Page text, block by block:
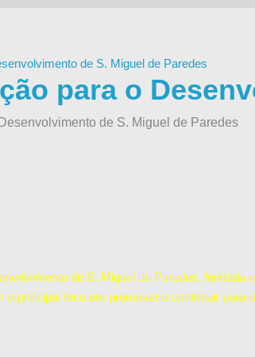
para o
de S. Miguel de Paredes
de S. Miguel de Paredes, fundada
o principal foco em promover e contribuir para